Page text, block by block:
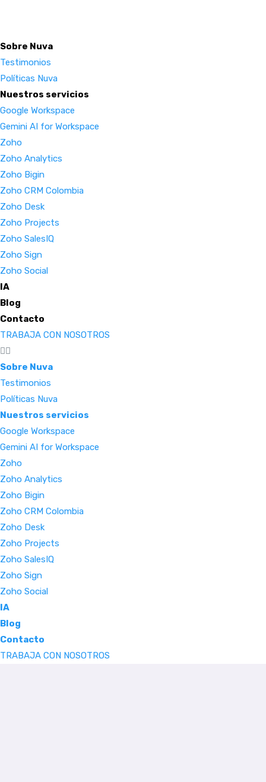
Sobre Nuva
Testimonios
Políticas Nuva
Nuestros servicios
Google Workspace
Gemini AI for Workspace
Zoho
Zoho Analytics
Zoho Bigin
Zoho CRM Colombia
Zoho Desk
Zoho Projects
Zoho SalesIQ
Zoho Sign
Zoho Social
IA
Blog
Contacto
TRABAJA CON NOSOTROS
Sobre Nuva
Testimonios
Políticas Nuva
Nuestros servicios
Google Workspace
Gemini AI for Workspace
Zoho
Zoho Analytics
Zoho Bigin
Zoho CRM Colombia
Zoho Desk
Zoho Projects
Zoho SalesIQ
Zoho Sign
Zoho Social
IA
Blog
Contacto
TRABAJA CON NOSOTROS